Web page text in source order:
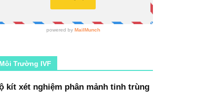
Trường IVF
kít xét nghiệm phân mảnh tinh trùng